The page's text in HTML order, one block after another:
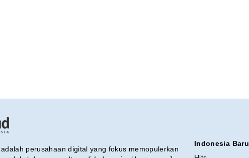
perusahaan digital yang fokus memopulerkan
Indonesia Baru